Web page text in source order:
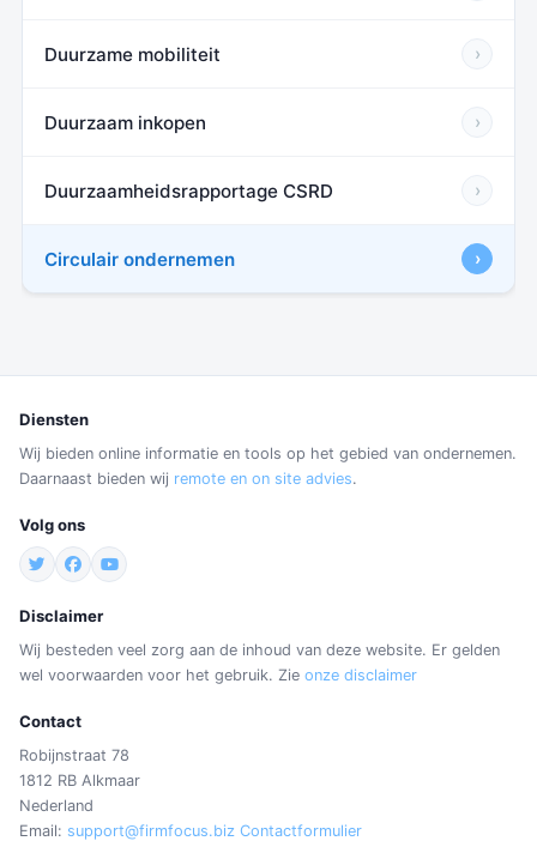
Duurzame mobiliteit ›
Duurzaam inkopen ›
Duurzaamheidsrapportage CSRD ›
Circulair ondernemen ›
Diensten
Wij bieden online informatie en tools op het gebied van ondernemen.
Daarnaast bieden wij remote en on site advies.
Volg ons
Disclaimer
Wij besteden veel zorg aan de inhoud van deze website. Er gelden
wel voorwaarden voor het gebruik. Zie onze disclaimer
Contact
Robijnstraat 78
1812 RB Alkmaar
Nederland
Email: support@firmfocus.biz Contactformulier